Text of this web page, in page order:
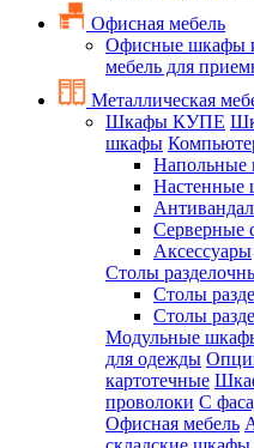
Офисная мебель
Офисные шкафы
мебель для
Металлическая
Шкафы КУПЕ
шкафы
Настенные
Серверные
Аксессуары
Столы
Столы
Столы
Модульные
для одежды
картотечные
проволоки С
Офисная мебель